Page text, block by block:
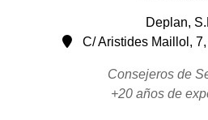
Deplan,
C/ Aristides Maillol,
Consejeros de
+20 años de